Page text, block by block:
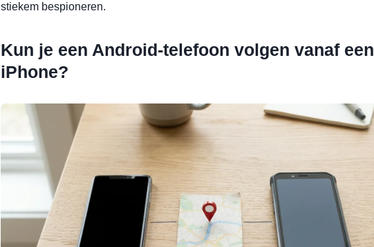
stiekem bespioneren.
Kun je een Android-telefoon volgen vanaf een
iPhone?